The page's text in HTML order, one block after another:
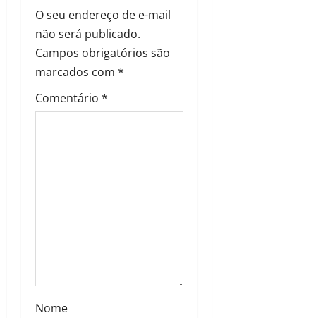
O seu endereço de e-mail
não será publicado.
Campos obrigatórios são
marcados com *
Comentário *
Nome